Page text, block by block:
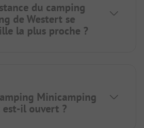
du camping
de Westert se
la plus proche ?
Minicamping
est-il ouvert ?